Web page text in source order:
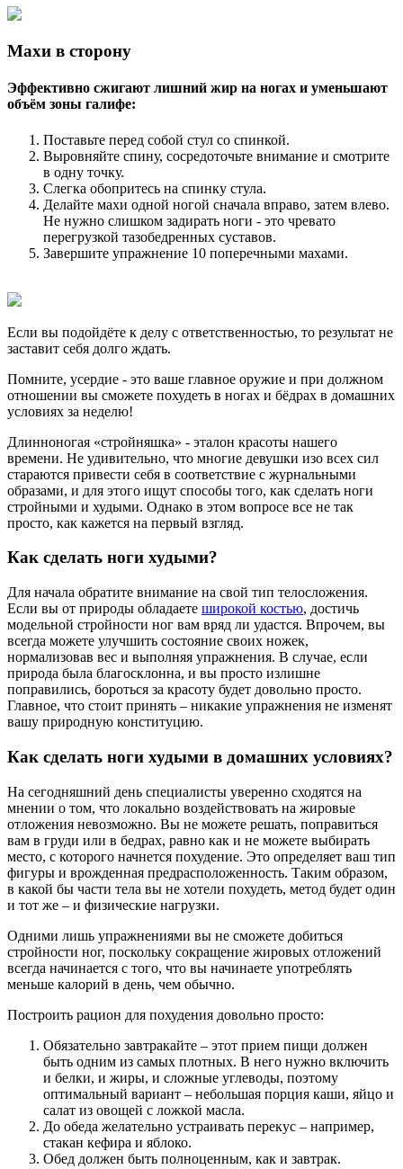
Махи в сторону
Эффективно сжигают лишний жир на ногах и уменьшают
объём зоны галифе:
Поставьте перед собой стул со спинкой.
Выровняйте спину, сосредоточьте внимание и смотрите
в одну точку.
Слегка обопритесь на спинку стула.
Делайте махи одной ногой сначала вправо, затем влево.
Не нужно слишком задирать ноги - это чревато
перегрузкой тазобедренных суставов.
Завершите упражнение 10 поперечными махами.
Если вы подойдёте к делу с ответственностью, то результат не
заставит себя долго ждать.
Помните, усердие - это ваше главное оружие и при должном
отношении вы сможете похудеть в ногах и бёдрах в домашних
условиях за неделю!
Длинноногая «стройняшка» - эталон красоты нашего
времени. Не удивительно, что многие девушки изо всех сил
стараются привести себя в соответствие с журнальными
образами, и для этого ищут способы того, как сделать ноги
стройными и худыми. Однако в этом вопросе все не так
просто, как кажется на первый взгляд.
Как сделать ноги худыми?
Для начала обратите внимание на свой тип телосложения.
Если вы от природы обладаете широкой костью, достичь
модельной стройности ног вам вряд ли удастся. Впрочем, вы
всегда можете улучшить состояние своих ножек,
нормализовав вес и выполняя упражнения. В случае, если
природа была благосклонна, и вы просто излишне
поправились, бороться за красоту будет довольно просто.
Главное, что стоит принять – никакие упражнения не изменят
вашу природную конституцию.
Как сделать ноги худыми в домашних условиях?
На сегодняшний день специалисты уверенно сходятся на
мнении о том, что локально воздействовать на жировые
отложения невозможно. Вы не можете решать, поправиться
вам в груди или в бедрах, равно как и не можете выбирать
место, с которого начнется похудение. Это определяет ваш тип
фигуры и врожденная предрасположенность. Таким образом,
в какой бы части тела вы не хотели похудеть, метод будет один
и тот же – и физические нагрузки.
Одними лишь упражнениями вы не сможете добиться
стройности ног, поскольку сокращение жировых отложений
всегда начинается с того, что вы начинаете употреблять
меньше калорий в день, чем обычно.
Построить рацион для похудения довольно просто:
Обязательно завтракайте – этот прием пищи должен
быть одним из самых плотных. В него нужно включить
и белки, и жиры, и сложные углеводы, поэтому
оптимальный вариант – небольшая порция каши, яйцо и
салат из овощей с ложкой масла.
До обеда желательно устраивать перекус – например,
стакан кефира и яблоко.
Обед должен быть полноценным, как и завтрак.